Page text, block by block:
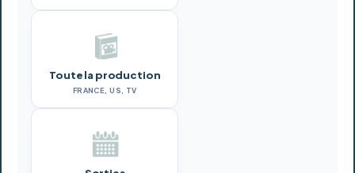
Toute la production
FRANCE, US, TV